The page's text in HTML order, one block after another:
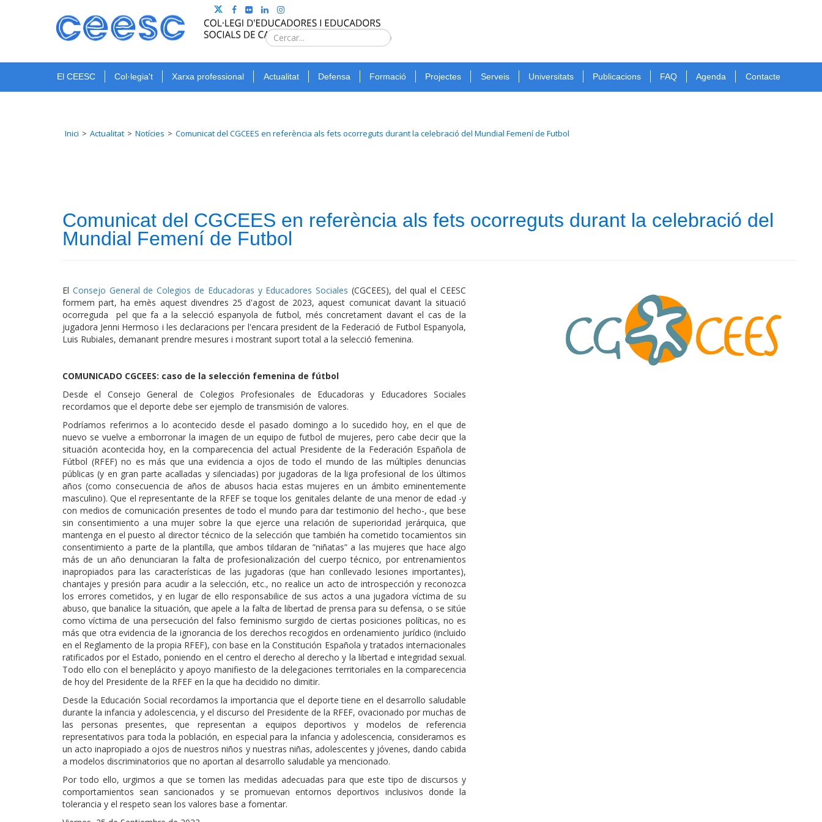
Type 2 or
for
results.
Cerca
El CEESC Col·legia't Xarxa professional Actualitat Defensa Formació Projectes Serveis Universitats Publicacions FAQ Agenda Contacte
Inici Actualitat Notícies Comunicat del CGCEES en referència als fets ocorreguts durant la celebració del Mundial Femení de Futbol
Comunicat del CGCEES en referència als fets ocorreguts durant la celebració del
Mundial Femení de Futbol
El Consejo General de Colegios de Educadoras y Educadores Sociales (CGCEES), del qual el CEESC
formem part, ha emès aquest divendres 25 d'agost de 2023, aquest comunicat davant la situació
ocorreguda pel que fa a la selecció espanyola de futbol, més concretament davant el cas de la
jugadora Jenni Hermoso i les declaracions per l'encara president de la Federació de Futbol Espanyola,
Luis Rubiales, demanant prendre mesures i mostrant suport total a la selecció femenina.
COMUNICADO CGCEES: caso de la selección femenina de fútbol
Desde el Consejo General de Colegios Profesionales de Educadoras y Educadores Sociales
recordamos que el deporte debe ser ejemplo de transmisión de valores.
Podríamos referirnos a lo acontecido desde el pasado domingo a lo sucedido hoy, en el que de
nuevo se vuelve a emborronar la imagen de un equipo de futbol de mujeres, pero cabe decir que la
situación acontecida hoy, en la comparecencia del actual Presidente de la Federación Española de
Fútbol (RFEF) no es más que una evidencia a ojos de todo el mundo de las múltiples denuncias
públicas (y en gran parte acalladas y silenciadas) por jugadoras de la liga profesional de los últimos
años (como consecuencia de años de abusos hacia estas mujeres en un ámbito eminentemente
masculino). Que el representante de la RFEF se toque los genitales delante de una menor de edad -y
con medios de comunicación presentes de todo el mundo para dar testimonio del hecho-, que bese
sin consentimiento a una mujer sobre la que ejerce una relación de superioridad jerárquica, que
mantenga en el puesto al director técnico de la selección que también ha cometido tocamientos sin
consentimiento a parte de la plantilla, que ambos tildaran de ”niñatas” a las mujeres que hace algo
más de un año denunciaran la falta de profesionalización del cuerpo técnico, por entrenamientos
inapropiados para las características de las jugadoras (que han conllevado lesiones importantes),
chantajes y presión para acudir a la selección, etc., no realice un acto de introspección y reconozca
los errores cometidos, y en lugar de ello responsabilice de sus actos a una jugadora víctima de su
abuso, que banalice la situación, que apele a la falta de libertad de prensa para su defensa, o se sitúe
como víctima de una persecución del falso feminismo surgido de ciertas posiciones políticas, no es
más que otra evidencia de la ignorancia de los derechos recogidos en ordenamiento jurídico (incluido
en el Reglamento de la propia RFEF), con base en la Constitución Española y tratados internacionales
ratificados por el Estado, poniendo en el centro el derecho al derecho y la libertad e integridad sexual.
Todo ello con el beneplácito y apoyo manifiesto de la delegaciones territoriales en la comparecencia
de hoy del Presidente de la RFEF en la que ha decidido no dimitir.
Desde la Educación Social recordamos la importancia que el deporte tiene en el desarrollo saludable
durante la infancia y adolescencia, y el discurso del Presidente de la RFEF, ovacionado por muchas de
las personas presentes, que representan a equipos deportivos y modelos de referencia
representativos para toda la población, en especial para la infancia y adolescencia, consideramos es
un acto inapropiado a ojos de nuestros niños y nuestras niñas, adolescentes y jóvenes, dando cabida
a modelos discriminatorios que no aportan al desarrollo saludable ya mencionado.
Por todo ello, urgimos a que se tomen las medidas adecuadas para que este tipo de discursos y
comportamientos sean sancionados y se promuevan entornos deportivos inclusivos donde la
tolerancia y el respeto sean los valores base a fomentar.